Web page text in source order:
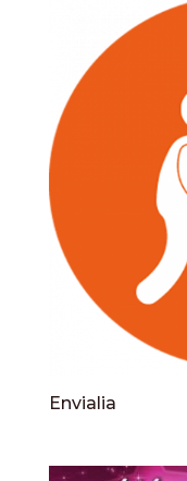
Envialia